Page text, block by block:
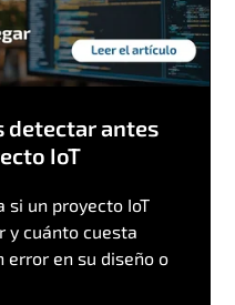
detectar antes
IoT
si un proyecto IoT
y cuánto cuesta
error en su diseño o